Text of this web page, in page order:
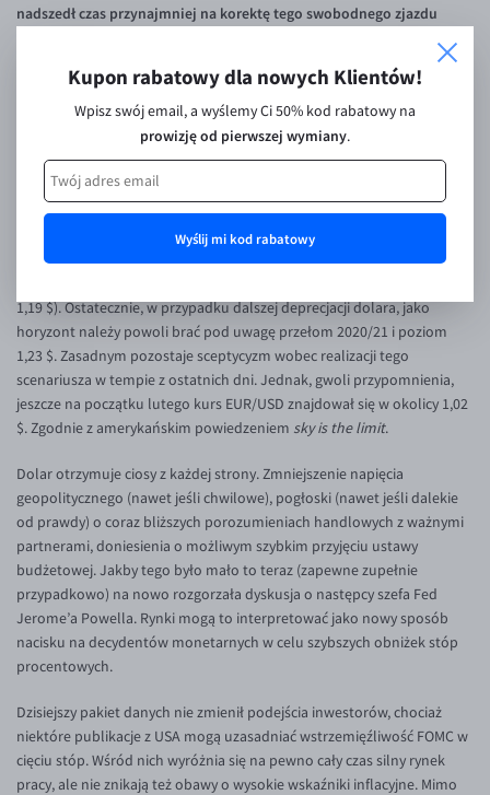
SEK/PLN
AUD/PLN
BGN/PLN
CAD/PLN
CNY/PLN
HUF/PLN
ILS/PLN
JPY/PLN
NZD/PLN
RON/PLN
TRY/PLN
ZAR/PLN
EUR/USD
EUR/GBP
EUR/CHF
EUR/CZK
EUR/NOK
EUR/SEK
Program Afiliacyjny
Banki i przelewy
Bezpieczeństwo
Pomoc
Pomoc
FAQ
Wymiana walut
Banki i przelewy
Przelewy zagraniczne
Słowniczek
Komentarze walutowe
KONTAKT
Kontakt
Dla mediów
nadszedł czas przynajmniej na korektę tego swobodnego zjazdu
To nie jest świat dla USD
Prezydent Donald Trump mógłby ogłosić kolejny sukces. Wśród wielu
haseł, z którymi szedł w wyborach po drugą kadencję, znajdowała się
obietnica słabszego dolara. Miał to być jeden ze sposobów na
poprawę konkurencyjności amerykańskiej gospodarki. Wystarczyło
pięć miesięcy i USD jest najsłabszy od wielu lat. Kurs EUR/USD zmaga
się właśnie z jesiennym szczytem 2021 r. przy 1,17 $, a kontynuacja
1,19 $). Ostatecznie, w przypadku dalszej deprecjacji dolara, jako
horyzont należy powoli brać pod uwagę przełom 2020/21 i poziom
1,23 $. Zasadnym pozostaje sceptycyzm wobec realizacji tego
scenariusza w tempie z ostatnich dni. Jednak, gwoli przypomnienia,
jeszcze na początku lutego kurs EUR/USD znajdował się w okolicy 1,02
$. Zgodnie z amerykańskim powiedzeniem sky is the limit.
Dolar otrzymuje ciosy z każdej strony. Zmniejszenie napięcia
geopolitycznego (nawet jeśli chwilowe), pogłoski (nawet jeśli dalekie
od prawdy) o coraz bliższych porozumieniach handlowych z ważnymi
partnerami, doniesienia o możliwym szybkim przyjęciu ustawy
budżetowej. Jakby tego było mało to teraz (zapewne zupełnie
przypadkowo) na nowo rozgorzała dyskusja o następcy szefa Fed
Jerome’a Powella. Rynki mogą to interpretować jako nowy sposób
nacisku na decydentów monetarnych w celu szybszych obniżek stóp
procentowych.
Dzisiejszy pakiet danych nie zmienił podejścia inwestorów, chociaż
niektóre publikacje z USA mogą uzasadniać wstrzemięźliwość FOMC w
cięciu stóp. Wśród nich wyróżnia się na pewno cały czas silny rynek
pracy, ale nie znikają też obawy o wysokie wskaźniki inflacyjne. Mimo
Kupon rabatowy dla nowych Klientów!
Wpisz swój email, a wyślemy Ci 50% kod rabatowy na
prowizję od pierwszej wymiany.
osobowych w zakresie adresu mailowego na wysyłanie kodu
Administratorem Twoich danych osobowych jest Currency
One SA, ul. Szyperska 14, 61-754 Poznań, operator serwisu
Walutomat.pl. Więcej informacji o tym jak przetwarzamy dane
osobowe znajdziesz w polityce prywatności.
Wyślij mi kod rabatowy